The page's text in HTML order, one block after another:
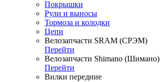
Покрышки
Рули и выносы
Тормоза и колодки
Цепи
Велозапчасти SRAM (СРЭМ)
Перейти
Велозапчасти Shimano (Шимано)
Перейти
Вилки передние